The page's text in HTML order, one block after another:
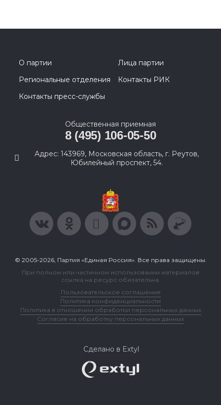
О партии
Лица партии
Региональные отделения
Контакты РИК
Контакты пресс-службы
Общественная приемная
8 (495) 106-05-50
Адрес: 143969, Московская область, г. Реутов,
Юбилейный проспект, 54.
© 2005-2026, Партия «Единая Россия». Все права защищены.
При полном или частичном использовании материалов
ссылка на ресурс обязательна.
Пользовательское соглашение
Политика конфиденциальности
Политика в отношении обработки персональных данных
Согласие на обработку персональных данных
Сделано в Extyl